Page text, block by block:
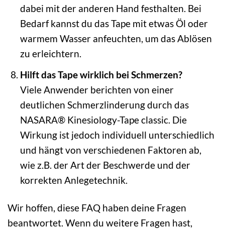
dabei mit der anderen Hand festhalten. Bei
Bedarf kannst du das Tape mit etwas Öl oder
warmem Wasser anfeuchten, um das Ablösen
zu erleichtern.
Hilft das Tape wirklich bei Schmerzen?
Viele Anwender berichten von einer
deutlichen Schmerzlinderung durch das
NASARA® Kinesiology-Tape classic. Die
Wirkung ist jedoch individuell unterschiedlich
und hängt von verschiedenen Faktoren ab,
wie z.B. der Art der Beschwerde und der
korrekten Anlegetechnik.
Wir hoffen, diese FAQ haben deine Fragen
beantwortet. Wenn du weitere Fragen hast,